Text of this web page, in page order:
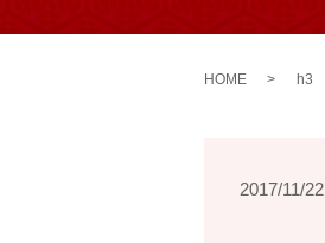
HOME h3
2017/11/22